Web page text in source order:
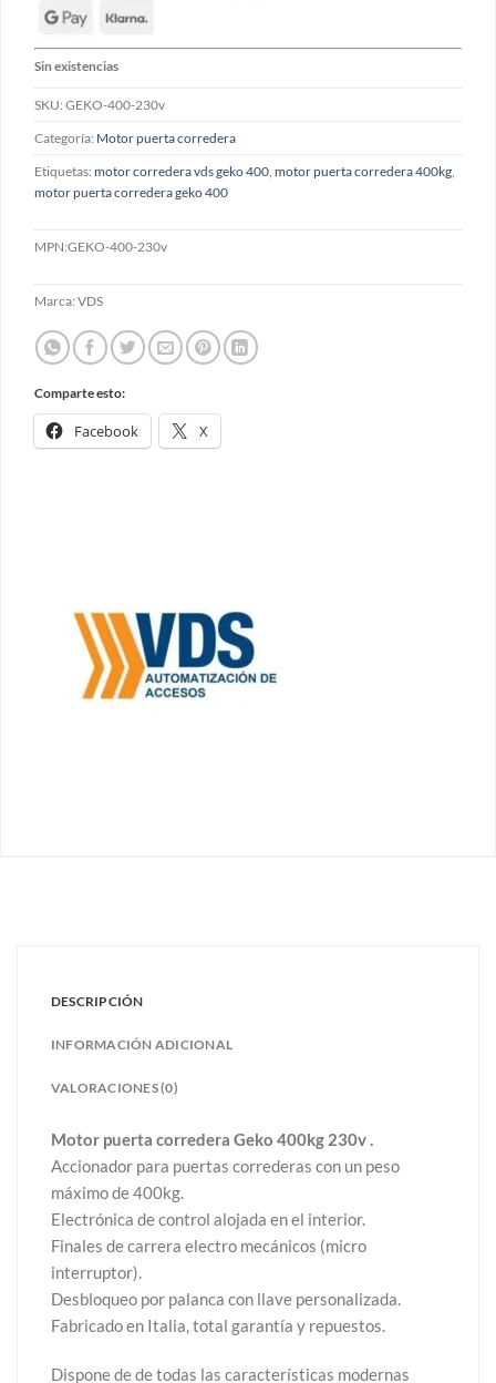
Sin existencias
SKU: GEKO-400-230v
Categoría: Motor puerta corredera
Etiquetas: motor corredera vds geko 400, motor puerta corredera 400kg,
motor puerta corredera geko 400
MPN:GEKO-400-230v
Marca: VDS
Comparte esto:
Facebook X
DESCRIPCIÓN
INFORMACIÓN ADICIONAL
VALORACIONES (0)
Motor puerta corredera Geko 400kg 230v .
Accionador para puertas correderas con un peso
máximo de 400kg.
Electrónica de control alojada en el interior.
Finales de carrera electro mecánicos (micro
interruptor).
Desbloqueo por palanca con llave personalizada.
Fabricado en Italia, total garantía y repuestos.
Dispone de de todas las características modernas